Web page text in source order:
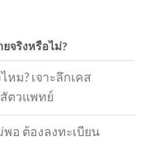
จริงหรือไม่?
หม? เจาะลึกเคส
ตวแพทย์
พอ ต้องลงทะเบียน